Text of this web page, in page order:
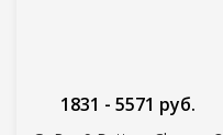
1831 - 5571 руб.